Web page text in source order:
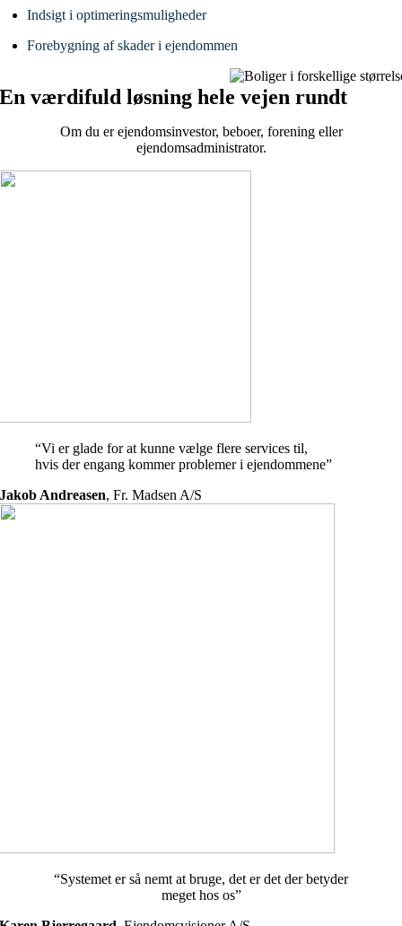
Indsigt i optimeringsmuligheder
Forebygning af skader i ejendommen
En værdifuld løsning hele vejen rundt
Om du er ejendomsinvestor, beboer, forening eller
ejendomsadministrator.
“Vi er glade for at kunne vælge flere services til,
hvis der engang kommer problemer i ejendommene”
Jakob Andreasen,Fr. Madsen A/S
“Systemet er så nemt at bruge, det er det der betyder
meget hos os”